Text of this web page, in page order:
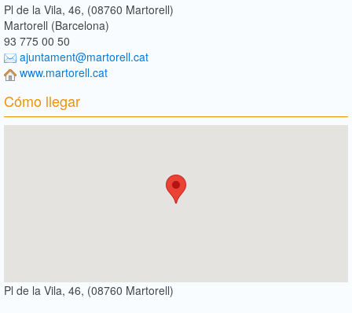
Pl de la Vila, 46, (08760 Martorell)
Martorell (Barcelona)
93 775 00 50
ajuntament@martorell.cat
www.martorell.cat
Cómo llegar
Pl de la Vila, 46, (08760 Martorell)